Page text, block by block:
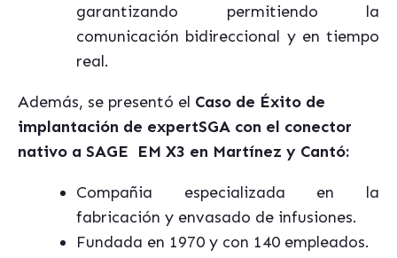
garantizando permitiendo la
comunicación bidireccional y en tiempo
real.
Además, se presentó el Caso de Éxito de
implantación de expertSGA con el conector
nativo a SAGE EM X3 en Martínez y Cantó:
Compañia especializada en la
fabricación y envasado de infusiones.
Fundada en 1970 y con 140 empleados.